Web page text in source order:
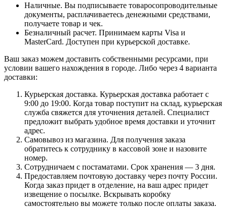
Наличные. Вы подписываете товаросопроводительные
документы, расплачиваетесь денежными средствами,
получаете товар и чек.
Безналичный расчет. Принимаем карты Visa и
MasterCard. Доступен при курьерской доставке.
Ваш заказ можем доставить собственными ресурсами, при
условии вашего нахождения в городе. Либо через 4 варианта
доставки:
Курьерская доставка. Курьерская доставка работает с
9:00 до 19:00. Когда товар поступит на склад, курьерская
служба свяжется для уточнения деталей. Специалист
предложит выбрать удобное время доставки и уточнит
адрес.
Самовывоз из магазина. Для получения заказа
обратитесь к сотруднику в кассовой зоне и назовите
номер.
Сотрудничаем с постаматами. Срок хранения — 3 дня.
Предоставляем почтовую доставку через почту России.
Когда заказ придет в отделение, на ваш адрес придет
извещение о посылке. Вскрывать коробку
самостоятельно вы можете только после оплаты заказа.